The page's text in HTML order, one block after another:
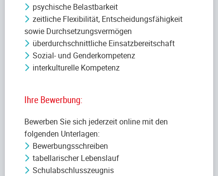
psychische Belastbarkeit
zeitliche Flexibilität, Entscheidungsfähigkeit
sowie Durchsetzungsvermögen
überdurchschnittliche Einsatzbereitschaft
Sozial- und Genderkompetenz
interkulturelle Kompetenz
Ihre Bewerbung:
Bewerben Sie sich jederzeit online mit den
folgenden Unterlagen:
Bewerbungsschreiben
tabellarischer Lebenslauf
Schulabschlusszeugnis